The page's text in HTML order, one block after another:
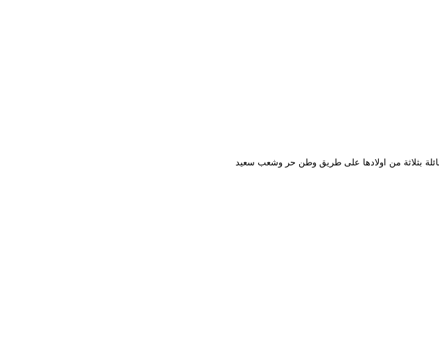
بثلاثة من اولادها على طريق وطن حر وشعب سعيد